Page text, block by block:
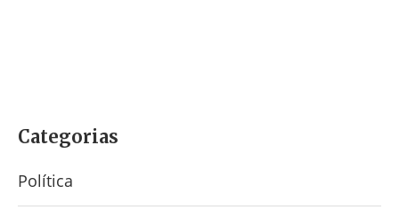
Categorias
Política